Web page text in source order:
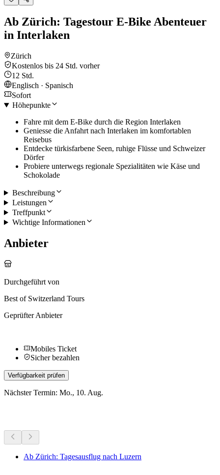
Ab Zürich: Tagestour E-Bike Abenteuer
in Interlaken
Zürich
Kostenlos bis 24 Std. vorher
12 Std.
Englisch · Spanisch
Sofort
Höhepunkte
Fahre mit dem E-Bike durch die Region Interlaken
Geniesse die Anfahrt nach Interlaken im komfortablen
Reisebus
Entdecke türkisfarbene Seen, ruhige Flüsse und Schweizer
Dörfer
Probiere unterwegs regionale Spezialitäten wie Käse und
Schokolade
Beschreibung
Leistungen
Treffpunkt
Wichtige Informationen
Anbieter
Durchgeführt von
Best of Switzerland Tours
Geprüfter Anbieter
Mobiles Ticket
Sicher bezahlen
Verfügbarkeit prüfen
Nächster Termin: Mo., 10. Aug.
Ab Zürich: Tagesausflug nach Luzern